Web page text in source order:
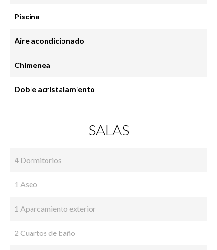
Piscina
Aire acondicionado
Chimenea
Doble acristalamiento
SALAS
4 Dormitorios
1 Aseo
1 Aparcamiento exterior
2 Cuartos de baño